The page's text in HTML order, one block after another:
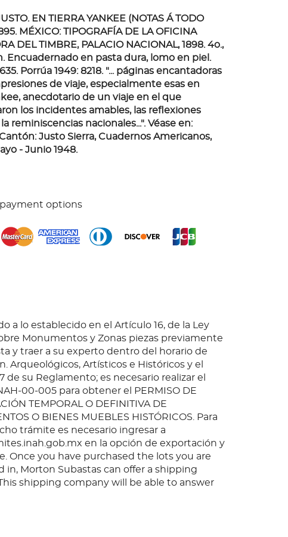
EN TIERRA YANKEE (NOTAS Á TODO
MÉXICO: TIPOGRAFÍA DE LA OFICINA
DEL TIMBRE, PALACIO NACIONAL, 1898.4o.,
h. Encuadernado en pasta dura, lomo en piel.
Porrúa 1949: 8218. "... páginas encantadoras
de viaje, especialmente esas en
anecdotario de un viaje en el que
los incidentes amables, las reflexiones
reminiscencias nacionales...". Véase en:
Justo Sierra, Cuadernos Americanos,
- Junio 1948.
options
a lo establecido en el Artículo 16, de la Ley
Monumentos y Zonas piezas previamente
y traer a su experto dentro del horario de
Arqueológicos, Artísticos e Históricos y el
de su Reglamento; es necesario realizar el
00-005 para obtener el PERMISO DE
TEMPORAL O DEFINITIVA DE
O BIENES MUEBLES HISTÓRICOS. Para
trámite es necesario ingresar a
en la opción de exportación y
Once you have purchased the lots you are
in, Morton Subastas can offer a shipping
shipping company will be able to answer